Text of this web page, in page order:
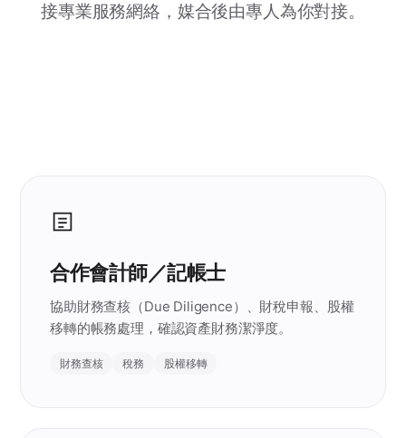
接專業服務網絡，媒合後由專人為你對接。
合作會計師／記帳士
協助財務查核（Due Diligence）、財稅申報、股權
移轉的帳務處理，確認資產財務潔淨度。
財務查核 稅務 股權移轉